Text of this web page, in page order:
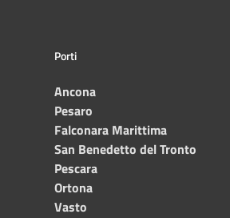
Porti
Ancona
Pesaro
Falconara Marittima
San Benedetto del Tronto
Pescara
Ortona
Vasto